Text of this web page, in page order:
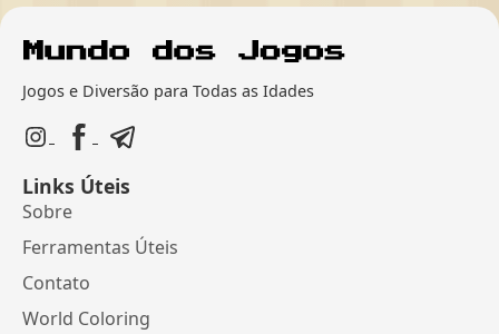
Jogos e Diversão para Todas as Idades
Links Úteis
Sobre
Ferramentas Úteis
Contato
World Coloring